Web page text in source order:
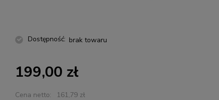
Dostępność: brak towaru
199,00 zł
Cena netto: 161,79 zł